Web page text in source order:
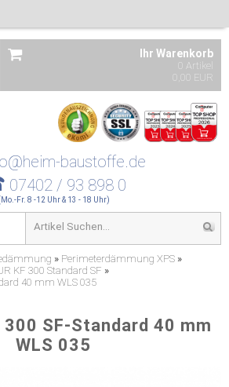
Ihr Warenkorb
0 Artikel
0,00 EUR
baustoffe.de
07402 / 93 898 0
Fr. 8 -12 Uhr & 13 - 18 Uhr)
» Perimeterdämmung XPS »
KF 300 Standard SF »
40 mm WLS 035
SF-Standard 40 mm
WLS 035